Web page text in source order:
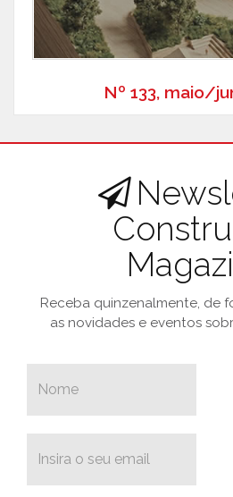
Nº 133, maio/
Receba quinzenalmente, de
as novidades e eventos